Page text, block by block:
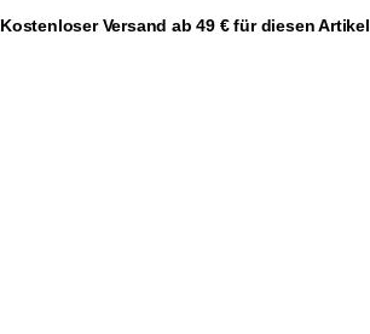
Kostenloser Versand ab 49 € für diesen Artikel